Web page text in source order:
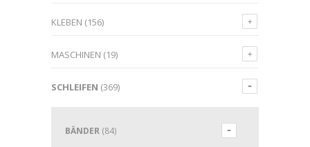
KLEBEN (156)
MASCHINEN (19)
SCHLEIFEN (369)
BÄNDER (84)